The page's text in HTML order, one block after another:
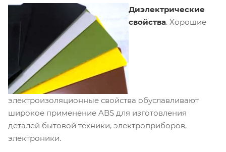
Диэлектрические
свойства. Хорошие
электроизоляционные свойства обуславливают
широкое применение ABS для изготовления
деталей бытовой техники, электроприборов,
электроники.